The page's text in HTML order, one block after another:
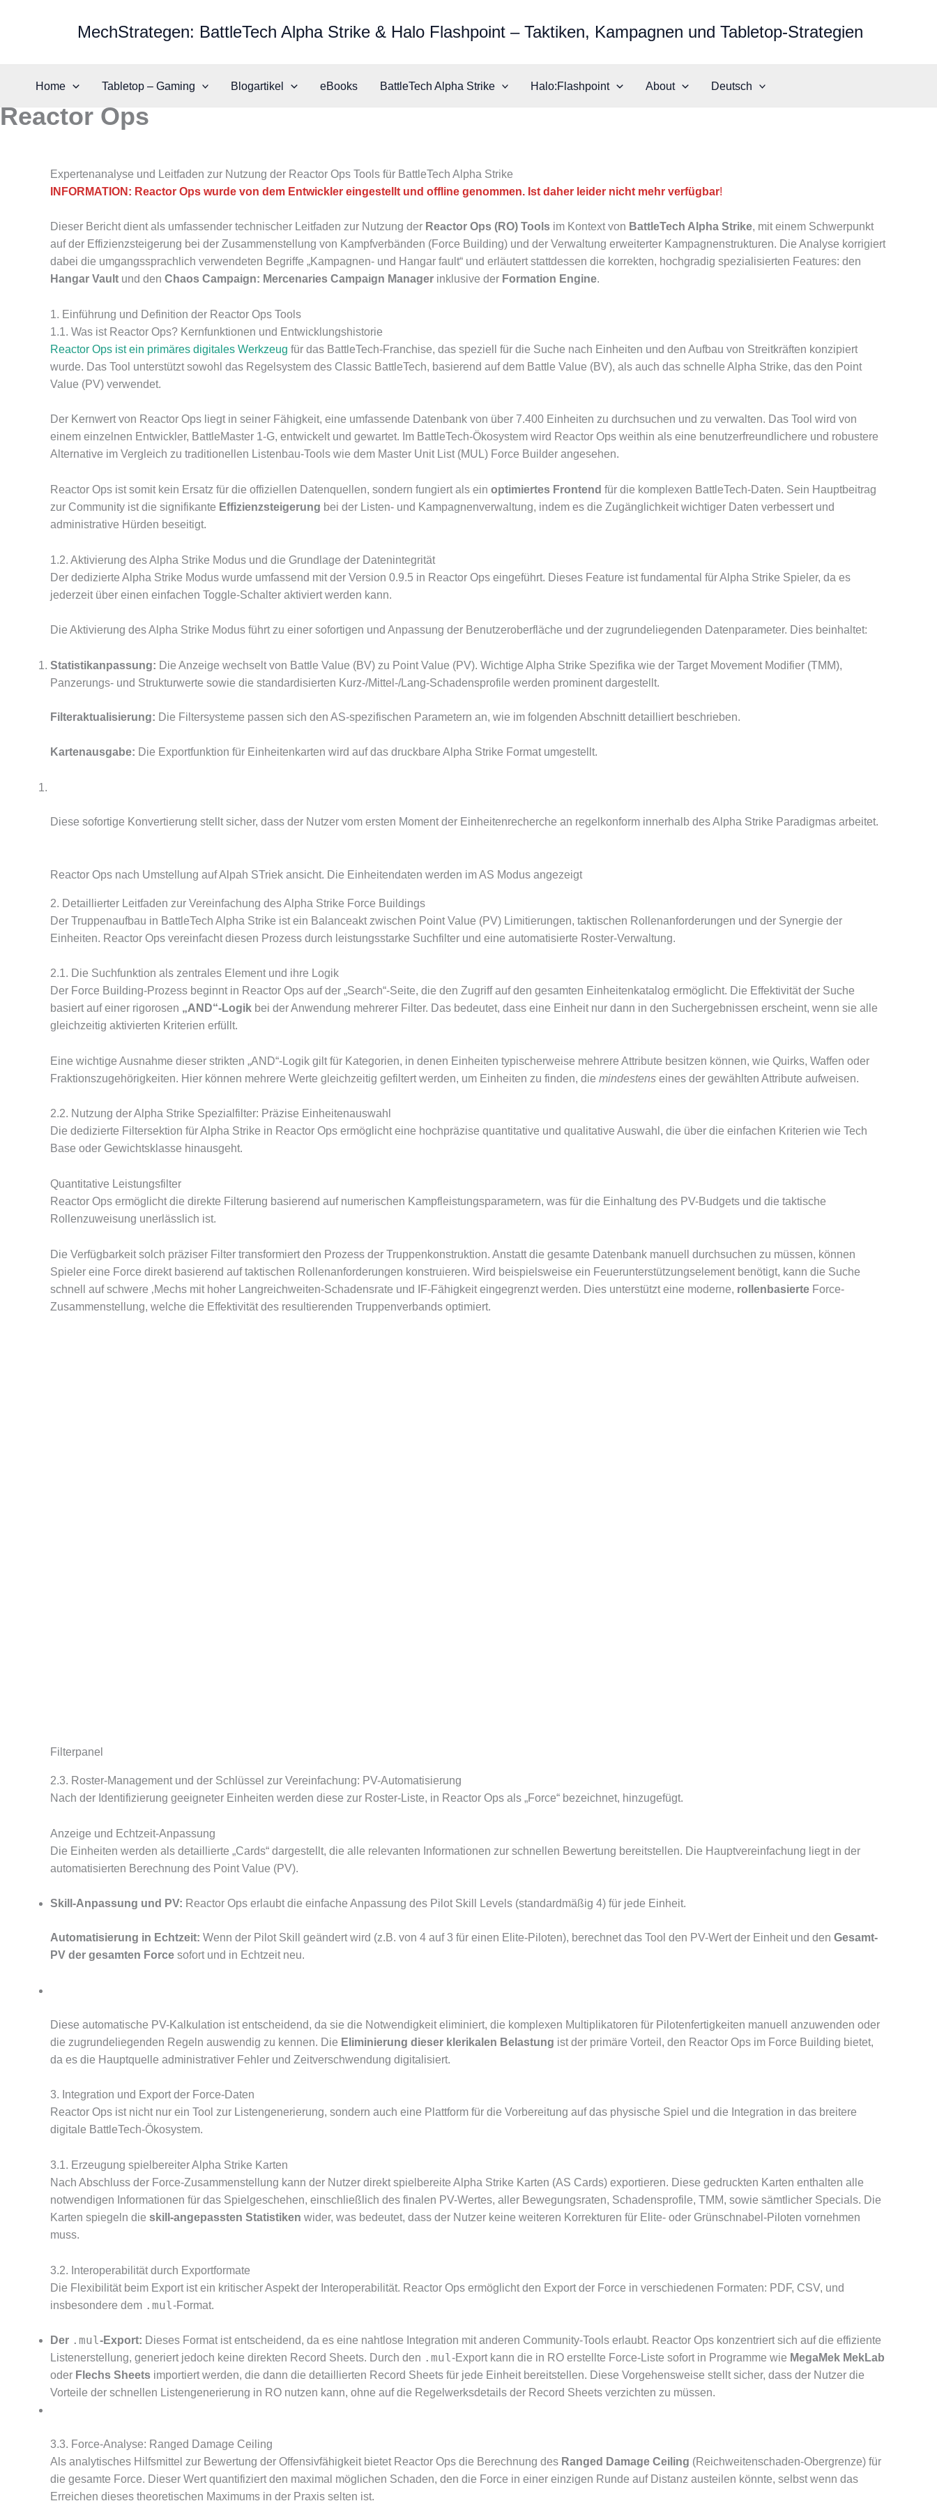
MechStrategen: BattleTech Alpha Strike & Halo Flashpoint – Taktiken, Kampagnen und Tabletop-Strategien
Home Tabletop – Gaming Blogartikel eBooks BattleTech Alpha Strike Halo:Flashpoint About Deutsch
Reactor Ops
Expertenanalyse und Leitfaden zur Nutzung der Reactor Ops Tools für BattleTech Alpha Strike
INFORMATION: Reactor Ops wurde von dem Entwickler eingestellt und offline genommen. Ist daher leider nicht mehr verfügbar!
Dieser Bericht dient als umfassender technischer Leitfaden zur Nutzung der Reactor Ops (RO) Tools im Kontext von BattleTech Alpha Strike, mit einem Schwerpunkt
auf der Effizienzsteigerung bei der Zusammenstellung von Kampfverbänden (Force Building) und der Verwaltung erweiterter Kampagnenstrukturen. Die Analyse korrigiert
dabei die umgangssprachlich verwendeten Begriffe „Kampagnen- und Hangar fault“ und erläutert stattdessen die korrekten, hochgradig spezialisierten Features: den
Hangar Vault und den Chaos Campaign: Mercenaries Campaign Manager inklusive der Formation Engine.
1. Einführung und Definition der Reactor Ops Tools
1.1. Was ist Reactor Ops? Kernfunktionen und Entwicklungshistorie
Reactor Ops ist ein primäres digitales Werkzeug für das BattleTech-Franchise, das speziell für die Suche nach Einheiten und den Aufbau von Streitkräften konzipiert
wurde. Das Tool unterstützt sowohl das Regelsystem des Classic BattleTech, basierend auf dem Battle Value (BV), als auch das schnelle Alpha Strike, das den Point
Value (PV) verwendet.
Der Kernwert von Reactor Ops liegt in seiner Fähigkeit, eine umfassende Datenbank von über 7.400 Einheiten zu durchsuchen und zu verwalten. Das Tool wird von
einem einzelnen Entwickler, BattleMaster 1-G, entwickelt und gewartet. Im BattleTech-Ökosystem wird Reactor Ops weithin als eine benutzerfreundlichere und robustere
Alternative im Vergleich zu traditionellen Listenbau-Tools wie dem Master Unit List (MUL) Force Builder angesehen.
Reactor Ops ist somit kein Ersatz für die offiziellen Datenquellen, sondern fungiert als ein optimiertes Frontend für die komplexen BattleTech-Daten. Sein Hauptbeitrag
zur Community ist die signifikante Effizienzsteigerung bei der Listen- und Kampagnenverwaltung, indem es die Zugänglichkeit wichtiger Daten verbessert und
administrative Hürden beseitigt.
1.2. Aktivierung des Alpha Strike Modus und die Grundlage der Datenintegrität
Der dedizierte Alpha Strike Modus wurde umfassend mit der Version 0.9.5 in Reactor Ops eingeführt. Dieses Feature ist fundamental für Alpha Strike Spieler, da es
jederzeit über einen einfachen Toggle-Schalter aktiviert werden kann.
Die Aktivierung des Alpha Strike Modus führt zu einer sofortigen und Anpassung der Benutzeroberfläche und der zugrundeliegenden Datenparameter. Dies beinhaltet:
Statistikanpassung: Die Anzeige wechselt von Battle Value (BV) zu Point Value (PV). Wichtige Alpha Strike Spezifika wie der Target Movement Modifier (TMM),
Panzerungs- und Strukturwerte sowie die standardisierten Kurz-/Mittel-/Lang-Schadensprofile werden prominent dargestellt.
Filteraktualisierung: Die Filtersysteme passen sich den AS-spezifischen Parametern an, wie im folgenden Abschnitt detailliert beschrieben.
Kartenausgabe: Die Exportfunktion für Einheitenkarten wird auf das druckbare Alpha Strike Format umgestellt.
Diese sofortige Konvertierung stellt sicher, dass der Nutzer vom ersten Moment der Einheitenrecherche an regelkonform innerhalb des Alpha Strike Paradigmas arbeitet.
Reactor Ops nach Umstellung auf Alpah STriek ansicht. Die Einheitendaten werden im AS Modus angezeigt
2. Detaillierter Leitfaden zur Vereinfachung des Alpha Strike Force Buildings
Der Truppenaufbau in BattleTech Alpha Strike ist ein Balanceakt zwischen Point Value (PV) Limitierungen, taktischen Rollenanforderungen und der Synergie der
Einheiten. Reactor Ops vereinfacht diesen Prozess durch leistungsstarke Suchfilter und eine automatisierte Roster-Verwaltung.
2.1. Die Suchfunktion als zentrales Element und ihre Logik
Der Force Building-Prozess beginnt in Reactor Ops auf der „Search“-Seite, die den Zugriff auf den gesamten Einheitenkatalog ermöglicht. Die Effektivität der Suche
basiert auf einer rigorosen „AND“-Logik bei der Anwendung mehrerer Filter. Das bedeutet, dass eine Einheit nur dann in den Suchergebnissen erscheint, wenn sie alle
gleichzeitig aktivierten Kriterien erfüllt.
Eine wichtige Ausnahme dieser strikten „AND“-Logik gilt für Kategorien, in denen Einheiten typischerweise mehrere Attribute besitzen können, wie Quirks, Waffen oder
Fraktionszugehörigkeiten. Hier können mehrere Werte gleichzeitig gefiltert werden, um Einheiten zu finden, die mindestens eines der gewählten Attribute aufweisen.
2.2. Nutzung der Alpha Strike Spezialfilter: Präzise Einheitenauswahl
Die dedizierte Filtersektion für Alpha Strike in Reactor Ops ermöglicht eine hochpräzise quantitative und qualitative Auswahl, die über die einfachen Kriterien wie Tech
Base oder Gewichtsklasse hinausgeht.
Quantitative Leistungsfilter
Reactor Ops ermöglicht die direkte Filterung basierend auf numerischen Kampfleistungsparametern, was für die Einhaltung des PV-Budgets und die taktische
Rollenzuweisung unerlässlich ist.
Die Verfügbarkeit solch präziser Filter transformiert den Prozess der Truppenkonstruktion. Anstatt die gesamte Datenbank manuell durchsuchen zu müssen, können
Spieler eine Force direkt basierend auf taktischen Rollenanforderungen konstruieren. Wird beispielsweise ein Feuerunterstützungselement benötigt, kann die Suche
schnell auf schwere ‚Mechs mit hoher Langreichweiten-Schadensrate und IF-Fähigkeit eingegrenzt werden. Dies unterstützt eine moderne, rollenbasierte Force-
Zusammenstellung, welche die Effektivität des resultierenden Truppenverbands optimiert.
Filterpanel
2.3. Roster-Management und der Schlüssel zur Vereinfachung: PV-Automatisierung
Nach der Identifizierung geeigneter Einheiten werden diese zur Roster-Liste, in Reactor Ops als „Force“ bezeichnet, hinzugefügt.
Anzeige und Echtzeit-Anpassung
Die Einheiten werden als detaillierte „Cards“ dargestellt, die alle relevanten Informationen zur schnellen Bewertung bereitstellen. Die Hauptvereinfachung liegt in der
automatisierten Berechnung des Point Value (PV).
Skill-Anpassung und PV: Reactor Ops erlaubt die einfache Anpassung des Pilot Skill Levels (standardmäßig 4) für jede Einheit.
Automatisierung in Echtzeit: Wenn der Pilot Skill geändert wird (z.B. von 4 auf 3 für einen Elite-Piloten), berechnet das Tool den PV-Wert der Einheit und den Gesamt-
PV der gesamten Force sofort und in Echtzeit neu.
Diese automatische PV-Kalkulation ist entscheidend, da sie die Notwendigkeit eliminiert, die komplexen Multiplikatoren für Pilotenfertigkeiten manuell anzuwenden oder
die zugrundeliegenden Regeln auswendig zu kennen. Die Eliminierung dieser klerikalen Belastung ist der primäre Vorteil, den Reactor Ops im Force Building bietet,
da es die Hauptquelle administrativer Fehler und Zeitverschwendung digitalisiert.
3. Integration und Export der Force-Daten
Reactor Ops ist nicht nur ein Tool zur Listengenerierung, sondern auch eine Plattform für die Vorbereitung auf das physische Spiel und die Integration in das breitere
digitale BattleTech-Ökosystem.
3.1. Erzeugung spielbereiter Alpha Strike Karten
Nach Abschluss der Force-Zusammenstellung kann der Nutzer direkt spielbereite Alpha Strike Karten (AS Cards) exportieren. Diese gedruckten Karten enthalten alle
notwendigen Informationen für das Spielgeschehen, einschließlich des finalen PV-Wertes, aller Bewegungsraten, Schadensprofile, TMM, sowie sämtlicher Specials. Die
Karten spiegeln die skill-angepassten Statistiken wider, was bedeutet, dass der Nutzer keine weiteren Korrekturen für Elite- oder Grünschnabel-Piloten vornehmen
muss.
3.2. Interoperabilität durch Exportformate
Die Flexibilität beim Export ist ein kritischer Aspekt der Interoperabilität. Reactor Ops ermöglicht den Export der Force in verschiedenen Formaten: PDF, CSV, und
insbesondere dem .mul -Format.
Der .mul-Export: Dieses Format ist entscheidend, da es eine nahtlose Integration mit anderen Community-Tools erlaubt. Reactor Ops konzentriert sich auf die effiziente
Listenerstellung, generiert jedoch keine direkten Record Sheets. Durch den .mul-Export kann die in RO erstellte Force-Liste sofort in Programme wie MegaMek MekLab
oder Flechs Sheets importiert werden, die dann die detaillierten Record Sheets für jede Einheit bereitstellen. Diese Vorgehensweise stellt sicher, dass der Nutzer die
Vorteile der schnellen Listengenerierung in RO nutzen kann, ohne auf die Regelwerksdetails der Record Sheets verzichten zu müssen.
3.3. Force-Analyse: Ranged Damage Ceiling
Als analytisches Hilfsmittel zur Bewertung der Offensivfähigkeit bietet Reactor Ops die Berechnung des Ranged Damage Ceiling (Reichweitenschaden-Obergrenze) für
die gesamte Force. Dieser Wert quantifiziert den maximal möglichen Schaden, den die Force in einer einzigen Runde auf Distanz austeilen könnte, selbst wenn das
Erreichen dieses theoretischen Maximums in der Praxis selten ist.